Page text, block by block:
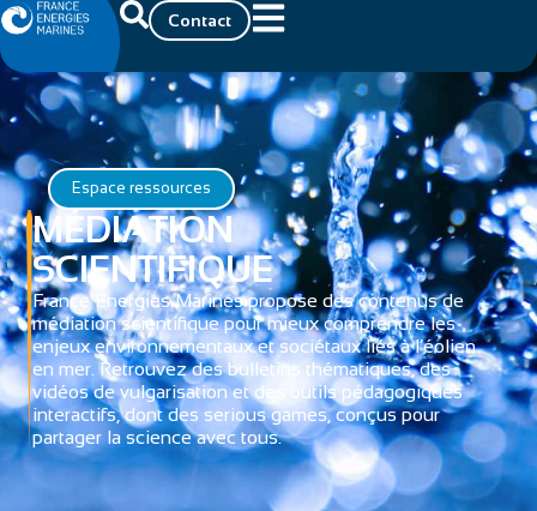
Contact
Espace ressources
MÉDIATION
SCIENTIFIQUE
France Energies Marines propose des contenus de
médiation scientifique pour mieux comprendre les
enjeux environnementaux et sociétaux liés à l’éolien
en mer. Retrouvez des bulletins thématiques, des
vidéos de vulgarisation et des outils pédagogiques
interactifs, dont des serious games, conçus pour
partager la science avec tous.